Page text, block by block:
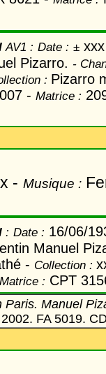
AV1 : Date : ± xxx
Pizarro. -
: Pizarro
- Matrice :
- Musique :
: Date : 16/06/
Manuel
- Collection :
Matrice : CPT
Paris. Manuel
FA 5019.